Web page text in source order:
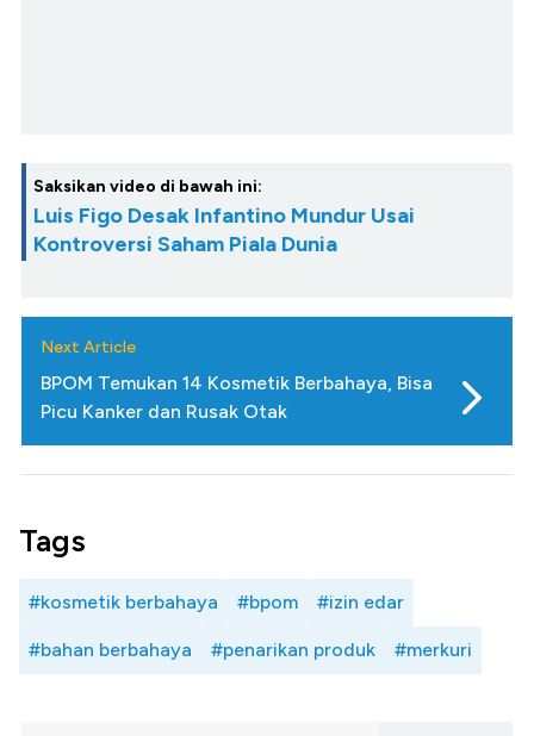
Saksikan video di bawah ini:
Luis Figo Desak Infantino Mundur Usai
Kontroversi Saham Piala Dunia
Next Article
BPOM Temukan 14 Kosmetik Berbahaya, Bisa
Picu Kanker dan Rusak Otak
Tags
#kosmetik berbahaya #bpom #izin edar
#bahan berbahaya #penarikan produk #merkuri